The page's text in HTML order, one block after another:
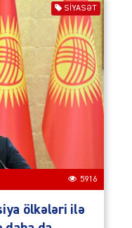
SIYASƏT
5916
ölkələri ilə